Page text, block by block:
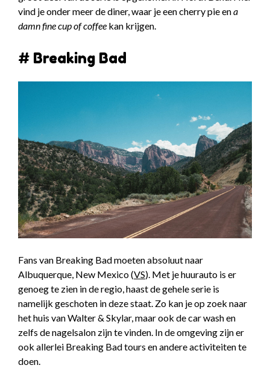
vind je onder meer de diner, waar je een cherry pie ena
damn fine cup of coffee kan krijgen.
# Breaking Bad
Fans van Breaking Bad moeten absoluut naar
Albuquerque, New Mexico (VS). Met je huurauto is er
genoeg te zien in de regio, haast de gehele serie is
namelijk geschoten in deze staat. Zo kan je op zoek naar
het huis van Walter & Skylar, maar ook de car wash en
zelfs de nagelsalon zijn te vinden. In de omgeving zijn er
ook allerlei Breaking Bad tours en andere activiteiten te
doen.